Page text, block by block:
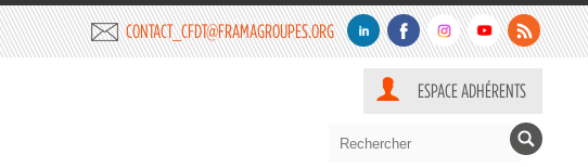
CONTACT_CFDT@FRAMAGROUPES.ORG
ESPACE ADHÉRENTS